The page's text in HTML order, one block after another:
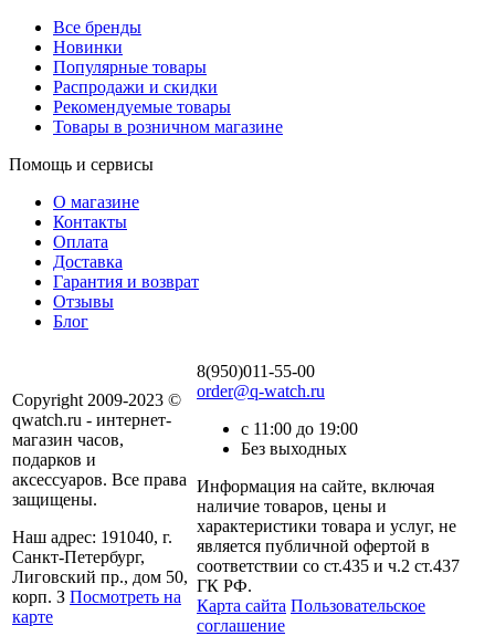
Все бренды
Новинки
Популярные товары
Распродажи и скидки
Рекомендуемые товары
Товары в розничном магазине
Помощь и сервисы
О магазине
Контакты
Оплата
Доставка
Гарантия и возврат
Отзывы
Блог
Copyright 2009-2023 ©
qwatch.ru - интернет-
магазин часов,
подарков и
аксессуаров. Все права
защищены.
Наш адрес: 191040, г.
Санкт-Петербург,
Лиговский пр., дом 50,
корп. З Посмотреть на
карте
8(950)011-55-00
order@q-watch.ru
с 11:00 до 19:00
Без выходных
Информация на сайте, включая
наличие товаров, цены и
характеристики товара и услуг, не
является публичной офертой в
соответствии со ст.435 и ч.2 ст.437
ГК РФ.
Карта сайта Пользовательское
соглашение